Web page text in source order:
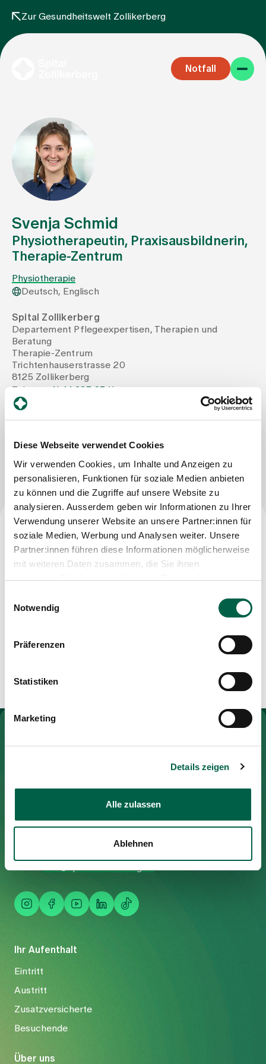
Diese Webseite verwendet Cookies
Wir verwenden Cookies, um Inhalte und Anzeigen zu
personalisieren, Funktionen für soziale Medien anbieten
zu können und die Zugriffe auf unsere Website zu
analysieren. Ausserdem geben wir Informationen zu Ihrer
Verwendung unserer Website an unsere Partner:innen für
soziale Medien, Werbung und Analysen weiter. Unsere
Partner:innen führen diese Informationen möglicherweise
mit weiteren Daten zusammen, die Sie ihnen
bereitgestellt haben oder die sie im Rahmen Ihrer
Notwendig
Präferenzen
Statistiken
Marketing
Details zeigen
Alle zulassen
Ablehnen
Zur Gesundheitswelt Zollikerberg
Notfall
Fachbereiche
Aufenthalt
Team
Zuweisende
Events
Über uns
Aktuelles
Jobs & Karriere
Babygalerie
Blog
Medien
Publikationen
Svenja Schmid
Physiotherapeutin, Praxisausbildnerin,
Therapie-Zentrum
Physiotherapie
Deutsch, Englisch
Spital Zollikerberg
Departement Pflegeexpertisen, Therapien und
Beratung
Therapie-Zentrum
Trichtenhauserstrasse 20
8125 Zollikerberg
Tel
+41 44 397 27 11
Mail
Svenja.Schmid@therapie-zollikerberg.ch
Beruf
Physiotherapeutin BSc
Dry Needling Therapeutin i.A.
Zur Gesundheitswelt Zollikerberg
Ihr Aufenthalt
Eintritt
Austritt
Zusatzversicherte
Besuchende
Über uns
Trichtenhauserstrasse 20
8125 Zollikerberg